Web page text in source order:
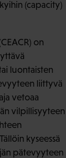
(capacity)
on
luontaisten
liittyvä
vetoaa
vilpillisyyteen
kyseessä
pätevyyteen